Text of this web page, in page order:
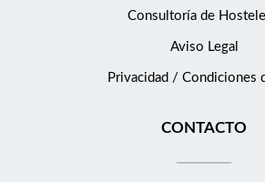
Consultoría de
Aviso Legal
Privacidad / Condiciones
CONTACTO